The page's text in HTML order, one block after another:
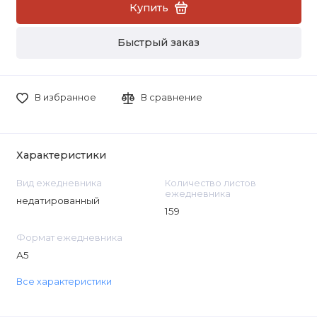
Купить
Быстрый заказ
В избранное В сравнение
Характеристики
Вид ежедневника
недатированный
Количество листов
ежедневника
159
Формат ежедневника
А5
Все характеристики